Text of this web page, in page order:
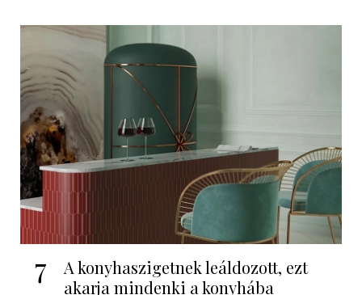
7
A konyhaszigetnek leáldozott, ezt
akarja mindenki a konyhába